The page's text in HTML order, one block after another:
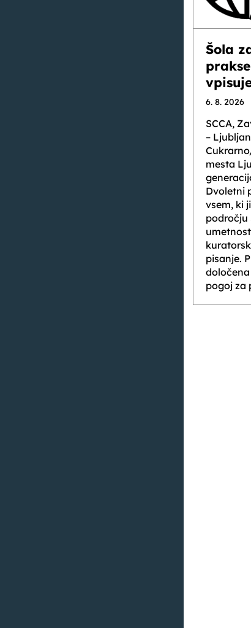
Šola
6. 8. 2026
SCCA,
–
mesta
Dvoletni
vsem, ki
področju
pisanje.
pogoj za